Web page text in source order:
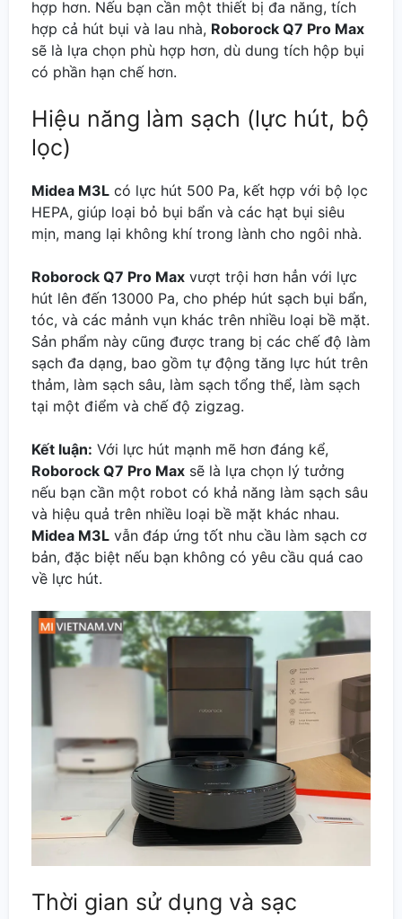
hợp hơn. Nếu bạn cần một thiết bị đa năng, tích
hợp cả hút bụi và lau nhà, Roborock Q7 Pro Max
sẽ là lựa chọn phù hợp hơn, dù dung tích hộp bụi
có phần hạn chế hơn.
Hiệu năng làm sạch (lực hút, bộ
lọc)
Midea M3L có lực hút 500 Pa, kết hợp với bộ lọc
HEPA, giúp loại bỏ bụi bẩn và các hạt bụi siêu
mịn, mang lại không khí trong lành cho ngôi nhà.
Roborock Q7 Pro Max vượt trội hơn hẳn với lực
hút lên đến 13000 Pa, cho phép hút sạch bụi bẩn,
tóc, và các mảnh vụn khác trên nhiều loại bề mặt.
Sản phẩm này cũng được trang bị các chế độ làm
sạch đa dạng, bao gồm tự động tăng lực hút trên
thảm, làm sạch sâu, làm sạch tổng thể, làm sạch
tại một điểm và chế độ zigzag.
Kết luận: Với lực hút mạnh mẽ hơn đáng kể,
Roborock Q7 Pro Max sẽ là lựa chọn lý tưởng
nếu bạn cần một robot có khả năng làm sạch sâu
và hiệu quả trên nhiều loại bề mặt khác nhau.
Midea M3L vẫn đáp ứng tốt nhu cầu làm sạch cơ
bản, đặc biệt nếu bạn không có yêu cầu quá cao
về lực hút.
Thời gian sử dụng và sạc